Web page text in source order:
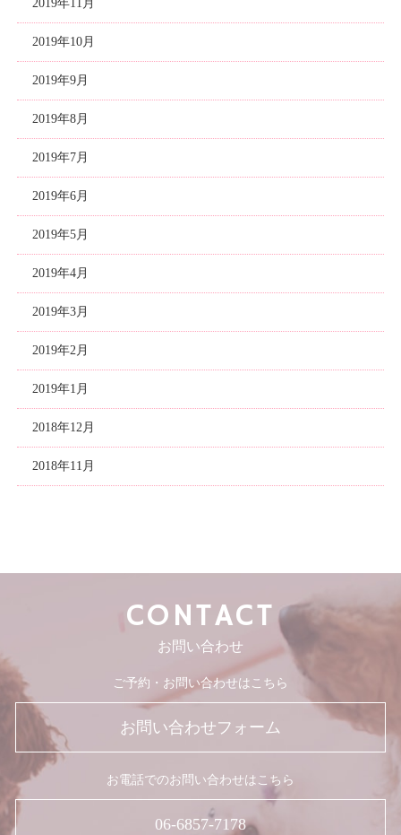
2019年11月
2019年10月
2019年9月
2019年8月
2019年7月
2019年6月
2019年5月
2019年4月
2019年3月
2019年2月
2019年1月
2018年12月
2018年11月
CONTACT
お問い合わせ
ご予約・お問い合わせはこちら
お問い合わせフォーム
お電話でのお問い合わせはこちら
06-6857-7178